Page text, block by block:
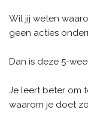
Wil jij weten
geen acties
Dan is deze 5-
Je leert beter om
waarom je doet